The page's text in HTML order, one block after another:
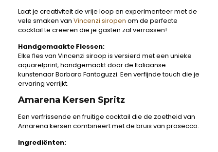
Laat je creativiteit de vrije loop en experimenteer met de
vele smaken van Vincenzi siropen om de perfecte
cocktail te creëren die je gasten zal verrassen!
Handgemaakte Flessen:
Elke fles van Vincenzi siroop is versierd met een unieke
aquarelprint, handgemaakt door de Italiaanse
kunstenaar Barbara Fantaguzzi. Een verfijnde touch die je
ervaring verrijkt.
Amarena Kersen Spritz
Een verfrissende en fruitige cocktail die de zoetheid van
Amarena kersen combineert met de bruis van prosecco.
Ingrediënten: